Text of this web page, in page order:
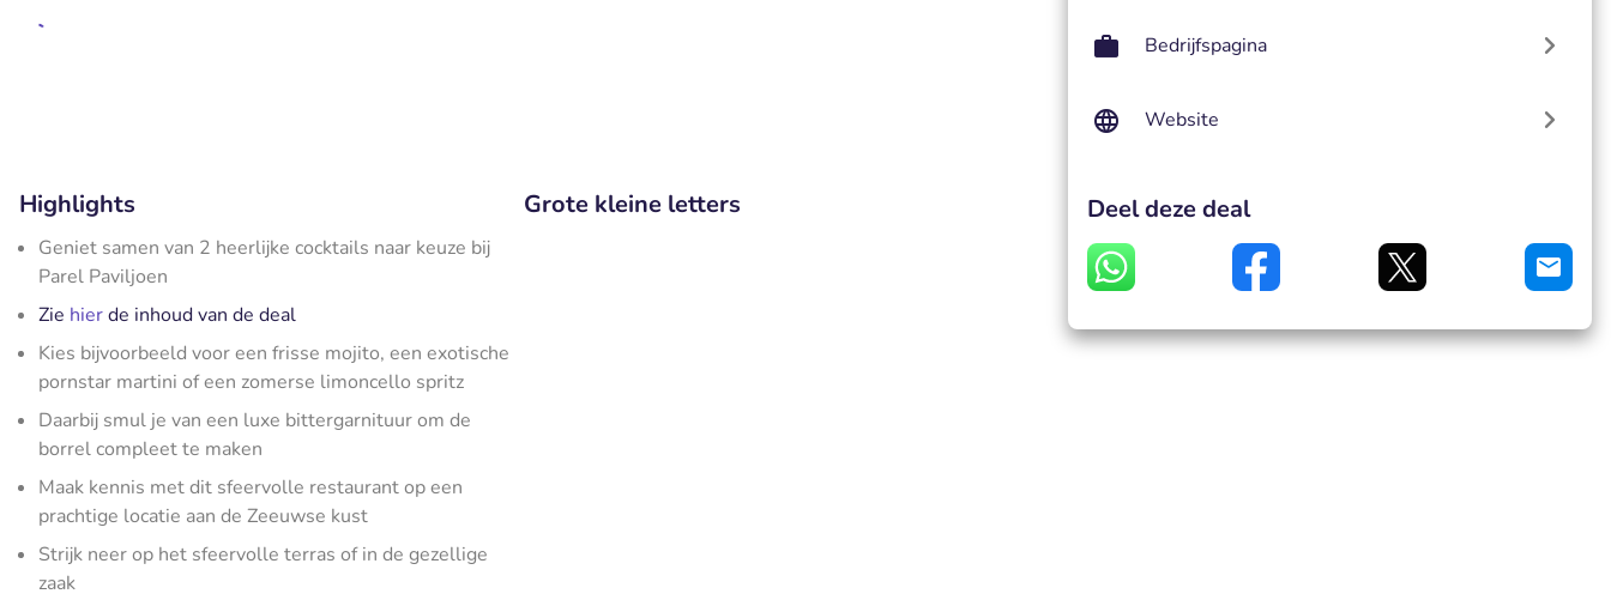
Highlights
Geniet samen van 2 heerlijke cocktails naar keuze bij
Parel Paviljoen
Zie hierde inhoud van de deal
Kies bijvoorbeeld voor een frisse mojito, een exotische
pornstar martini of een zomerse limoncello spritz
Daarbij smul je van een luxe bittergarnituur om de
borrel compleet te maken
Maak kennis met dit sfeervolle restaurant op een
prachtige locatie aan de Zeeuwse kust
Strijk neer op het sfeervolle terras of in de gezellige
zaak
Grote kleine letters
Bedrijfspagina
Website
Deel deze deal